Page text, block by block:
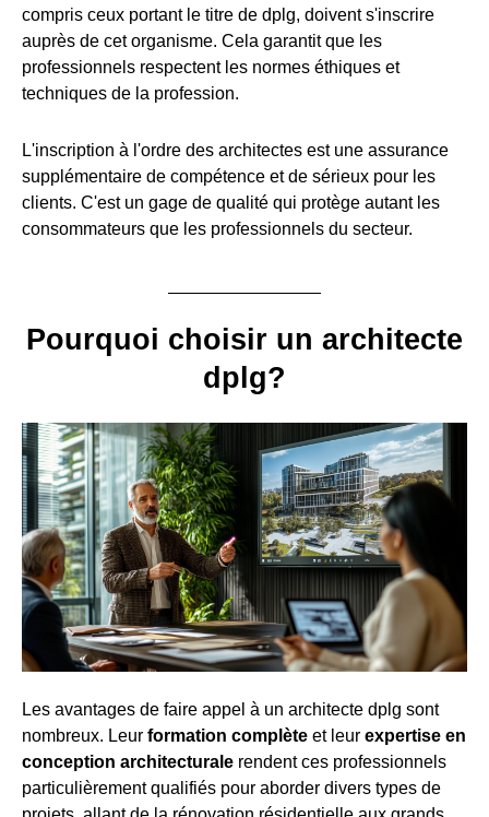
compris ceux portant le titre de dplg, doivent s'inscrire
auprès de cet organisme. Cela garantit que les
professionnels respectent les normes éthiques et
techniques de la profession.
L'inscription à l'ordre des architectes est une assurance
supplémentaire de compétence et de sérieux pour les
clients. C'est un gage de qualité qui protège autant les
consommateurs que les professionnels du secteur.
Pourquoi choisir un architecte
dplg?
Les avantages de faire appel à un architecte dplg sont
nombreux. Leur formation complète et leur expertise en
conception architecturale rendent ces professionnels
particulièrement qualifiés pour aborder divers types de